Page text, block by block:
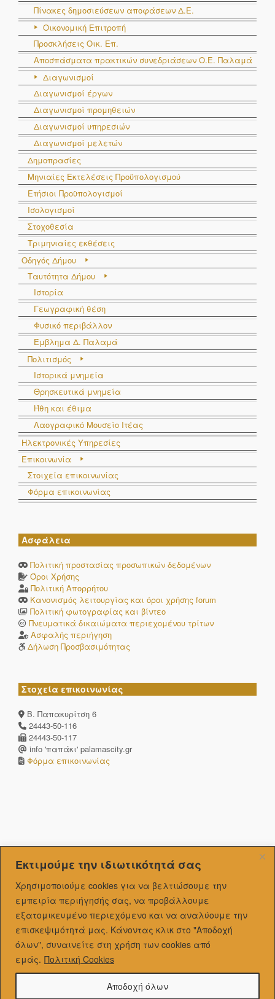
Εκτιμούμε την ιδιωτικότητά σας
Χρησιμοποιούμε cookies για να βελτιώσουμε την
εμπειρία περιήγησής σας, να προβάλλουμε
εξατομικευμένo περιεχόμενο και να αναλύουμε την
επισκεψιμότητά μας. Κάνοντας κλικ στο "Αποδοχή
όλων", συναινείτε στη χρήση των cookies από
εμάς. Πολιτική Cookies
Αποδοχή όλων
Πίνακες δημοσιεύσεων αποφάσεων Δ.Ε.
Οικονομική Επιτροπή
Προσκλήσεις Οικ. Επ.
Αποσπάσματα πρακτικών συνεδριάσεων Ο.E. Παλαμά
Διαγωνισμοί
Διαγωνισμοί έργων
Διαγωνισμοί προμηθειών
Διαγωνισμοί υπηρεσιών
Διαγωνισμοί μελετών
Δημοπρασίες
Μηνιαίες Εκτελέσεις Προϋπολογισμού
Ετήσιοι Προϋπολογισμοί
Ισολογισμοί
Στοχοθεσία
Τριμηνιαίες εκθέσεις
Οδηγός Δήμου
Ταυτότητα Δήμου
Ιστορία
Γεωγραφική θέση
Φυσικό περιβάλλον
Έμβλημα Δ. Παλαμά
Πολιτισμός
Ιστορικά μνημεία
Θρησκευτικά μνημεία
Ήθη και έθιμα
Λαογραφικό Μουσείο Ιτέας
Ηλεκτρονικές Υπηρεσίες
Επικοινωνία
Στοιχεία επικοινωνίας
Φόρμα επικοινωνίας
Ασφάλεια
Πολιτική προστασίας προσωπικών δεδομένων
Όροι Χρήσης
Πολιτική Απορρήτου
Κανονισμός λειτουργίας και όροι χρήσης forum
Πολιτική φωτογραφίας και βίντεο
Πνευματικά δικαιώματα περιεχομένου τρίτων
Ασφαλής περιήγηση
Δήλωση Προσβασιμότητας
Στοχεία επικοινωνίας
Β. Παπακυρίτση 6
24443-50-116
24443-50-117
info 'παπάκι' palamascity.gr
Φόρμα επικοινωνίας